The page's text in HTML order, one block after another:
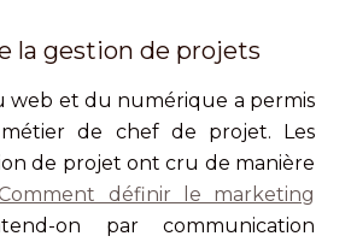
la gestion de projets
web et du numérique a permis
métier de chef de projet. Les
de projet ont cru de manière
Comment définir le marketing
on par communication